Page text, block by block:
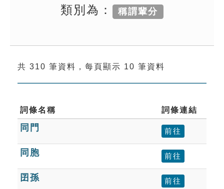
成語故事
索引選單
單字索引
生命大百科索引
遊戲專區
教學應用
類別為： 稱謂輩分
共 310 筆資料，每頁顯示 10 筆資料
詞條名稱 詞條連結
同門 前往
同胞 前往
囝孫 前往